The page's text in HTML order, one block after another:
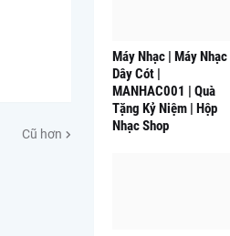
Cũ hơn
Máy Nhạc | Máy Nhạc
Dây Cót |
MANHAC001 | Quà
Tặng Kỷ Niệm | Hộp
Nhạc Shop